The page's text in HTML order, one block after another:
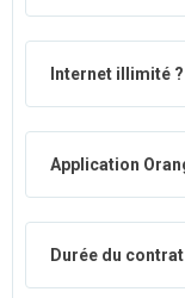
Internet illimité ?
Application
Durée du contrat